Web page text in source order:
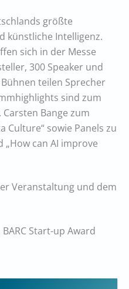
größte
künstliche Intelligenz.
sich in der Messe
300 Speaker und
teilen Sprecher
sind zum
Bange zum
Culture“ sowie Panels zu
„How can AI improve
Veranstaltung und dem
Start-up Award